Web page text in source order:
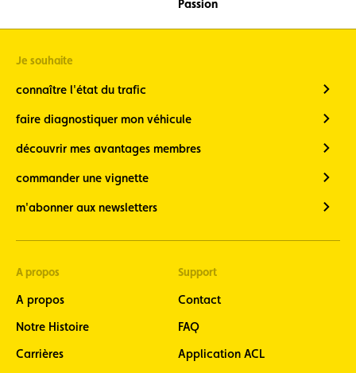
Je souhaite
connaître l'état du trafic
faire diagnostiquer mon véhicule
découvrir mes avantages membres
commander une vignette
m'abonner aux newsletters
A propos
A propos
Notre Histoire
Carrières
Support
Contact
FAQ
Application ACL